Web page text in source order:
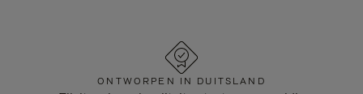
ONTWORPEN IN DUITSLAND